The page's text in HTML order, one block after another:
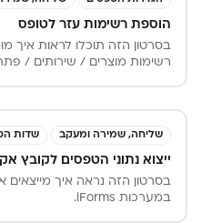
הוספת רשימות עזר לטופס
בסרטון הזה תוכלו לראות איך
רשימות מוצרים / שירותים /
במספר רב של טפסים או
שליחה, שמירה ומעקב שדות
ייצוא נתוני הטפסים לקובץ
בסרטון הזה נראה איך
במערכות iForms.